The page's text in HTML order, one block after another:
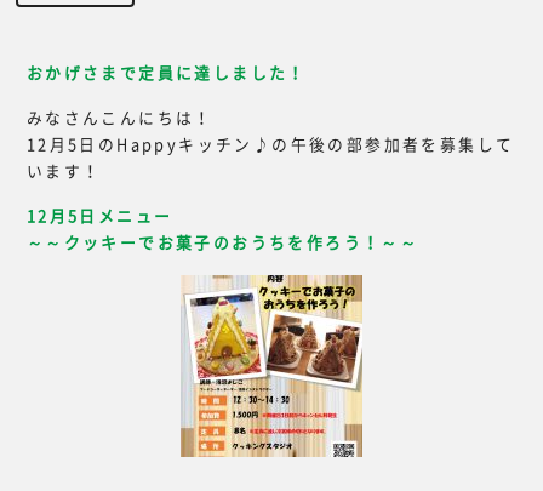
おかげさまで定員に達しました！
みなさんこんにちは！
12月5日のHappyキッチン♪の午後の部参加者を募集して
います！
12月5日メニュー
～～クッキーでお菓子のおうちを作ろう！～～